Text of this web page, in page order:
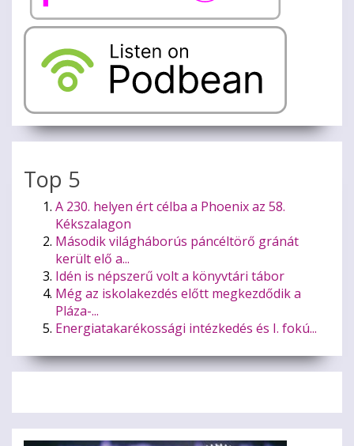
Top 5
A 230. helyen ért célba a Phoenix az 58.
Kékszalagon
Második világháborús páncéltörő gránát
került elő a...
Idén is népszerű volt a könyvtári tábor
Még az iskolakezdés előtt megkezdődik a
Pláza-...
Energiatakarékossági intézkedés és I. fokú...